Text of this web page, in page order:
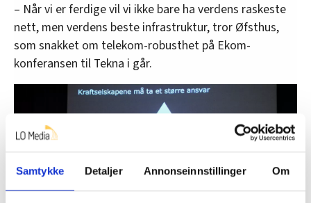
Samtykke Detaljer Annonseinnstillinger Om
– Når vi er ferdige vil vi ikke bare ha verdens raskeste
nett, men verdens beste infrastruktur, tror Øfsthus,
som snakket om telekom-robusthet på Ekom-
konferansen til Tekna i går.